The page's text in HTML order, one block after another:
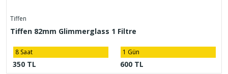
Tiffen
Tiffen 82mm Glimmerglass 1 Filtre
8 Saat
350 TL
1 Gün
600 TL